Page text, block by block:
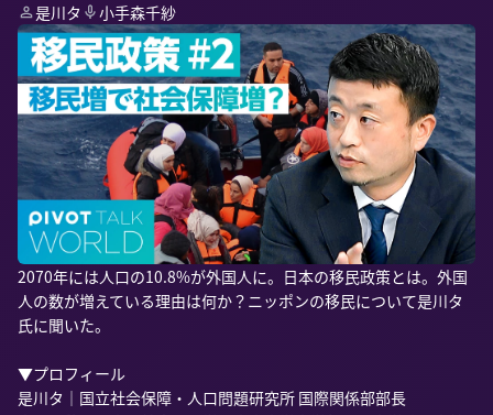
是川タ
小手森千紗
2070年には人口の10.8%が外国人に。日本の移民政策とは。外国
人の数が増えている理由は何か？ニッポンの移民について是川タ
氏に聞いた。
▼プロフィール
是川タ｜国立社会保障・人口問題研究所 国際関係部部長